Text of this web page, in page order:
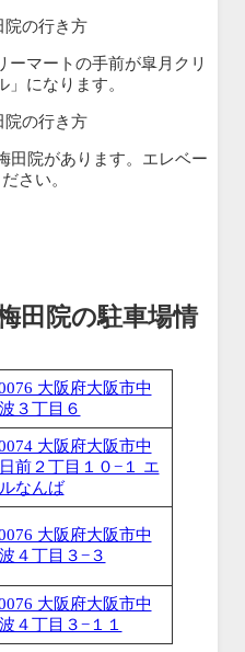
ーマートの手前が皐月クリ
になります。
田院があります。エレベー
さい。
田院の駐車場情
大阪府大阪市中
３丁目６
大阪府大阪市中
前２丁目１０−１ エ
なんば
大阪府大阪市中
４丁目３−３
大阪府大阪市中
４丁目３−１１